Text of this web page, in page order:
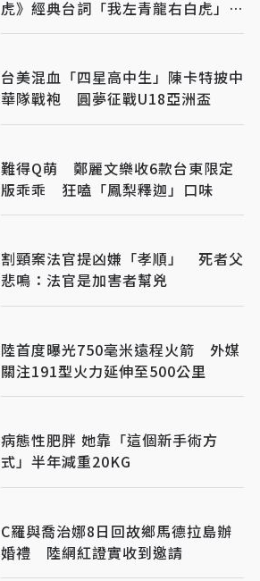
虎》經典台詞「我左青龍右白虎」成
絕響
台美混血「四星高中生」陳卡特披中
華隊戰袍 圓夢征戰U18亞洲盃
難得Q萌 鄭麗文樂收6款台東限定
版乖乖 狂嗑「鳳梨釋迦」口味
割頸案法官提凶嫌「孝順」 死者父
悲鳴：法官是加害者幫兇
陸首度曝光750毫米遠程火箭 外媒
關注191型火力延伸至500公里
病態性肥胖 她靠「這個新手術方
式」半年減重20KG
C羅與喬治娜8日回故鄉馬德拉島辦
婚禮 陸網紅證實收到邀請